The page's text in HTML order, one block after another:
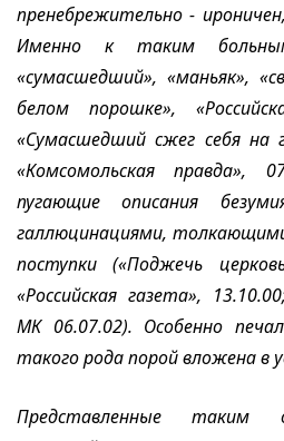
пренебрежительно -
Именно к таким
«сумасшедший», «маньяк»,
белом порошке»,
«Сумасшедший сжег себя на
«Комсомольская правда»,
пугающие описания
галлюцинациями,
поступки («Поджечь
«Российская газета»,
МК 06.07.02). Особенно
такого рода порой вложена в
Представленные таким